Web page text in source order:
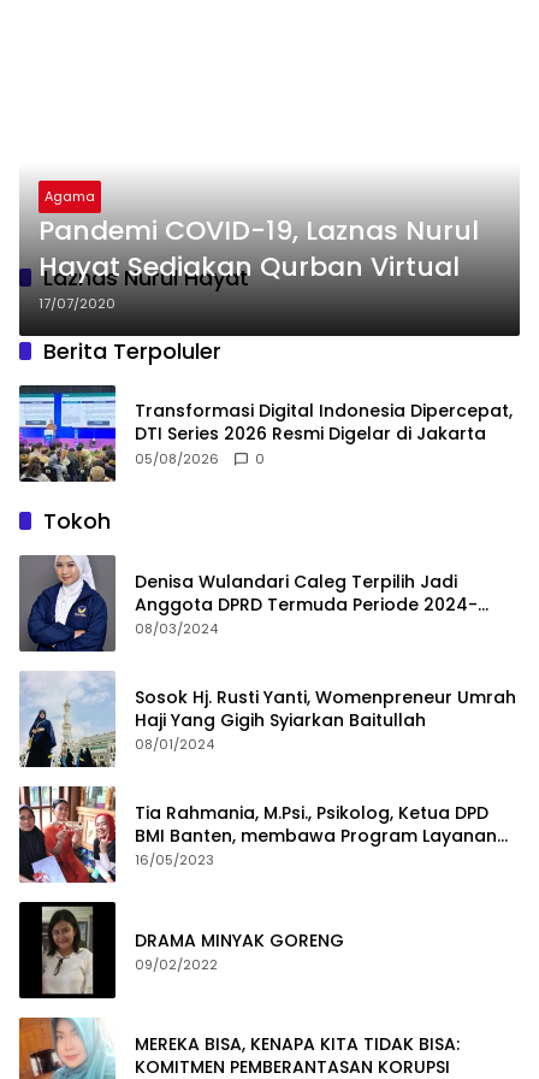
Laznas Nurul Hayat
Agama
Pandemi COVID-19, Laznas Nurul
Hayat Sediakan Qurban Virtual
17/07/2020
Berita Terpoluler
Transformasi Digital Indonesia Dipercepat,
DTI Series 2026 Resmi Digelar di Jakarta
05/08/2026 0
Tokoh
Denisa Wulandari Caleg Terpilih Jadi
Anggota DPRD Termuda Periode 2024-
2029
08/03/2024
Sosok Hj. Rusti Yanti, Womenpreneur Umrah
Haji Yang Gigih Syiarkan Baitullah
08/01/2024
Tia Rahmania, M.Psi., Psikolog, Ketua DPD
BMI Banten, membawa Program Layanan
Pembuatan Dokumen Kependudukan
16/05/2023
DRAMA MINYAK GORENG
09/02/2022
MEREKA BISA, KENAPA KITA TIDAK BISA:
KOMITMEN PEMBERANTASAN KORUPSI